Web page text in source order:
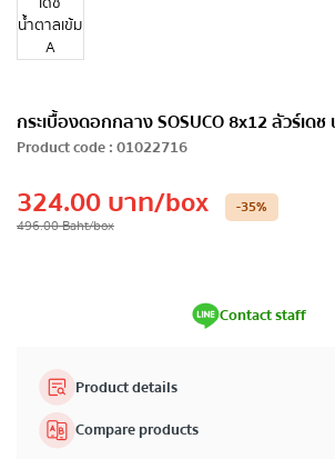
กระเบื้องดอกกลาง SOSUCO 8x12 ลัวร์เด
Product code:01022716
324.00บาท/box
496.00Baht/box
-35%
Contact staff
Product details
Compare products